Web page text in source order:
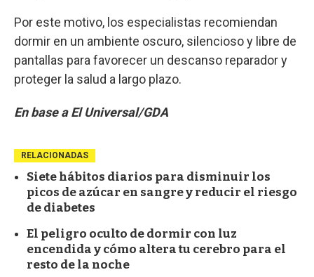
Por este motivo, los especialistas recomiendan
dormir en un ambiente oscuro, silencioso y libre de
pantallas para favorecer un descanso reparador y
proteger la salud a largo plazo.
En base a El Universal/GDA
RELACIONADAS
Siete hábitos diarios para disminuir los
picos de azúcar en sangre y reducir el riesgo
de diabetes
El peligro oculto de dormir con luz
encendida y cómo altera tu cerebro para el
resto de la noche